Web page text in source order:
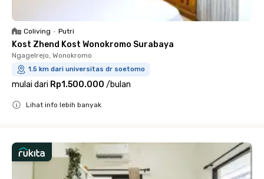
Coliving • Putri
Kost Zhend Kost Wonokromo Surabaya
Ngagelrejo, Wonokromo
1.5 km dari universitas dr soetomo
mulai dari Rp1.500.000 /bulan
Lihat info lebih banyak